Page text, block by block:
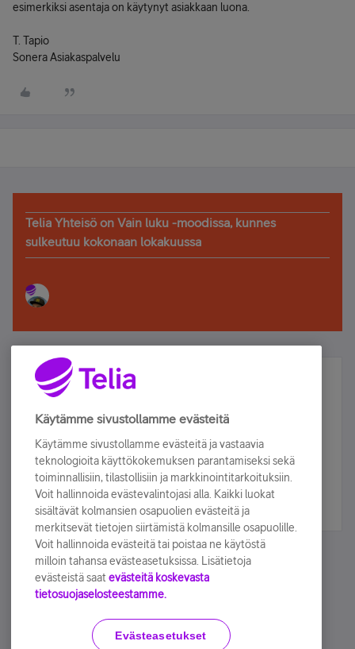
esimerkiksi asentaja on käytynyt asiakkaan luona.
T. Tapio
Sonera Asiakaspalvelu
Telia Yhteisö on Vain luku -moodissa, kunnes
sulkeutuu kokonaan lokakuussa
Älä jää paitsi – osallistu ja voita!
Tilaa Telian uutiskirje ja olet mukana arvonnassa.
sähköpostiisi.
Tilaa nyt
Käyttöehdot Accessibility statement
Käytämme sivustollamme evästeitä
Käytämme sivustollamme evästeitä ja vastaavia
teknologioita käyttökokemuksen parantamiseksi sekä
toiminnallisiin, tilastollisiin ja markkinointitarkoituksiin.
Voit hallinnoida evästevalintojasi alla. Kaikki luokat
sisältävät kolmansien osapuolien evästeitä ja
merkitsevät tietojen siirtämistä kolmansille osapuolille.
Voit hallinnoida evästeitä tai poistaa ne käytöstä
milloin tahansa evästeasetuksissa. Lisätietoja
evästeistä saat evästeitä koskevasta
tietosuojaselosteestamme.
Evästeasetukset